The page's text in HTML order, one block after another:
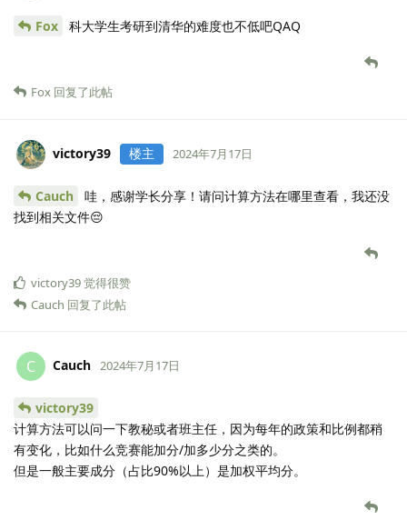
Fox 科大学生考研到清华的难度也不低吧QAQ
Fox 回复了此帖
victory39 楼主 2024年7月17日
Cauch
哇，感谢学长分享！请问计算方法在哪里查看，我还没
找到相关文件😔
victory39觉得很赞
Cauch 回复了此帖
C Cauch 2024年7月17日
victory39
计算方法可以问一下教秘或者班主任，因为每年的政策和比例都稍
有变化，比如什么竞赛能加分/加多少分之类的。
但是一般主要成分（占比90%以上）是加权平均分。